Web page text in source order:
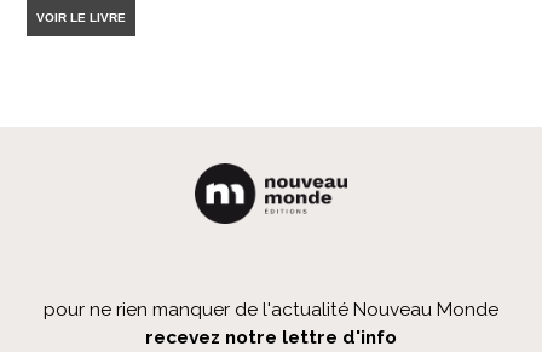
VOIR LE LIVRE
pour ne rien manquer de l'actualité Nouveau Monde
recevez notre lettre d'info